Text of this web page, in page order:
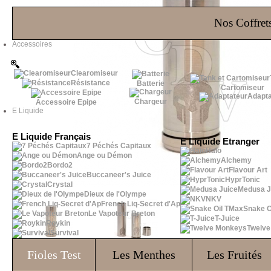
Nos
Accessoires
Clearomiseur
Résistance
Accessoire Epipe
Batterie
Chargeur
Cartomiseur
E Liquide
E Liquide Français
7 Péchés Capitaux
Ange ou Démon
Bordo2
Buccaneer's Juice
Crystal
Dieux de l'Olympe
French Liq-Secret d'Ap
Le Vapoteur Breton
Roykin
Survival
E Liquide Etranger
Halo
Alchemy
Flavour Art
HyprTonic
Medusa
NKV
Snake
T-Juice
Fioles Test Les Menthes Les Fruités